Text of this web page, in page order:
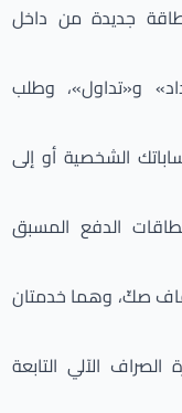
جديدة من داخل
و«تداول»، وطلب
الشخصية أو إلى
الدفع المسبق
صكّ، وهما خدمتان
الآلي التابعة